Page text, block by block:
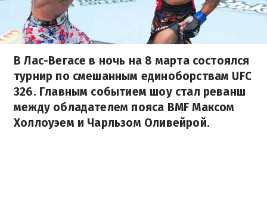
В Лас-Вегасе в ночь на 8 марта состоялся
турнир по смешанным единоборствам UFC
326. Главным событием шоу стал реванш
между обладателем пояса BMF Максом
Холлоуэем и Чарльзом Оливейрой.